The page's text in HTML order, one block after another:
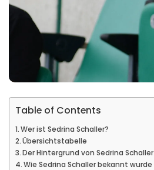
Table of Contents
Wer ist Sedrina Schaller?
Übersichtstabelle
Der Hintergrund von Sedrina Schaller
Wie Sedrina Schaller bekannt wurde